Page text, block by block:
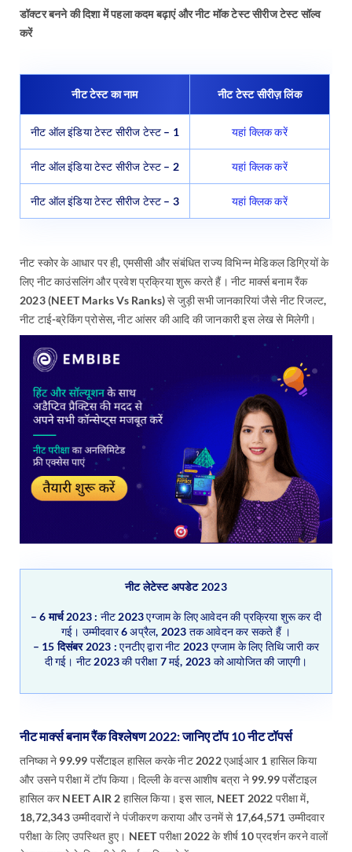
डॉक्टर बनने की दिशा में पहला कदम बढ़ाएं और नीट मॉक टेस्ट सीरीज टेस्ट सॉल्व
करें
नीट टेस्ट का नाम नीट टेस्ट सीरीज़ लिंक
नीट ऑल इंडिया टेस्ट सीरीज टेस्ट – 1 यहां क्लिक करें
नीट ऑल इंडिया टेस्ट सीरीज टेस्ट – 2 यहां क्लिक करें
नीट ऑल इंडिया टेस्ट सीरीज टेस्ट – 3 यहां क्लिक करें
नीट स्कोर के आधार पर ही, एमसीसी और संबंधित राज्य विभिन्न मेडिकल डिग्रियों के
लिए नीट काउंसलिंग और प्रवेश प्रक्रिया शुरू करते हैं। नीट मार्क्स बनाम रैंक
2023 (NEET Marks Vs Ranks) से जुड़ी सभी जानकारियां जैसे नीट रिजल्ट,
नीट टाई-ब्रेकिंग प्रोसेस, नीट आंसर की आदि की जानकारी इस लेख से मिलेगी।
नीट लेटेस्ट अपडेट2023
– 6 मार्च 2023 : नीट 2023 एग्जाम के लिए आवेदन की प्रक्रिया शुरू कर दी
गई। उम्मीदवार 6 अप्रैल, 2023 तक आवेदन कर सकते हैं ।
– 15 दिसंबर 2023 : एनटीए द्वारा नीट 2023 एग्जाम के लिए तिथि जारी कर
दी गई। नीट 2023 की परीक्षा 7 मई, 2023 को आयोजित की जाएगी।
नीट मार्क्स बनाम रैंक विश्लेषण 2022:जानिए टॉप 10 नीटटॉपर्स
तनिष्का ने 99.99 पर्सेंटाइल हासिल करके नीट 2022 एआईआर 1 हासिल किया
और उसने परीक्षा में टॉप किया। दिल्ली के वत्स आशीष बत्रा ने 99.99 पर्सेंटाइल
हासिल कर NEET AIR 2 हासिल किया। इस साल, NEET 2022 परीक्षा में,
18,72,343 उम्मीदवारों ने पंजीकरण कराया और उनमें से 17,64,571 उम्मीदवार
परीक्षा के लिए उपस्थित हुए। NEET परीक्षा 2022 के शीर्ष 10 प्रदर्शन करने वालों